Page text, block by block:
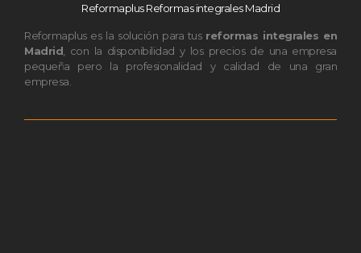
Reformaplus Reformas integrales Madrid
Reformaplus es la solución para tus reformas integrales en
Madrid , con la disponibilidad y los precios de una empresa
pequeña pero la profesionalidad y calidad de una gran
empresa.